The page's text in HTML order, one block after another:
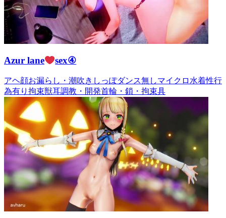
Azur lane sex④
アヘ顔お漏らし・潮吹き しっぽダンス無しマイクロ水着性行
為有り 拘束獣耳調教・開発首輪・鎖・拘束具